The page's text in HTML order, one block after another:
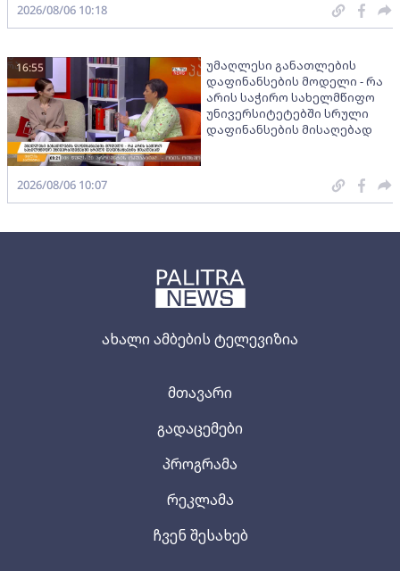
ახალი ამბების ტელევიზია
მთავარი
გადაცემები
პროგრამა
რეკლამა
ჩვენ შესახებ
2026/08/06 10:18
უმაღლესი განათლების
დაფინანსების მოდელი - რა
არის საჭირო სახელმწიფო
უნივერსიტეტებში სრული
დაფინანსების მისაღებად
16:55
2026/08/06 10:07